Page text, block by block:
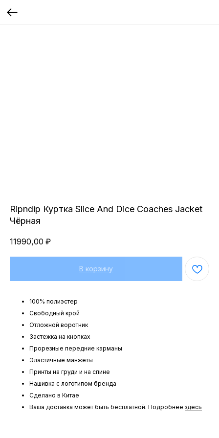
Ripndip Куртка Slice And Dice Coaches Jacket
Чёрная
11990,00 ₽
В корзину
100% полиэстер
Свободный крой
Отложной воротник
Застежка на кнопках
Прорезные передние карманы
Эластичные манжеты
Принты на груди и на спине
Нашивка с логотипом бренда
Сделано в Китае
Ваша доставка может быть бесплатной. Подробнее здесь